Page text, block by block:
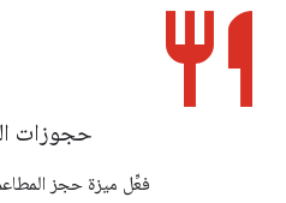
restaurant
حجوزات
فعِّل ميزة حجز